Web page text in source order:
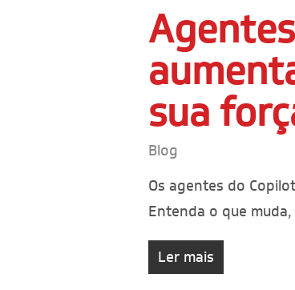
sua
Blog
Os agentes do
Entenda o que
Ler mais